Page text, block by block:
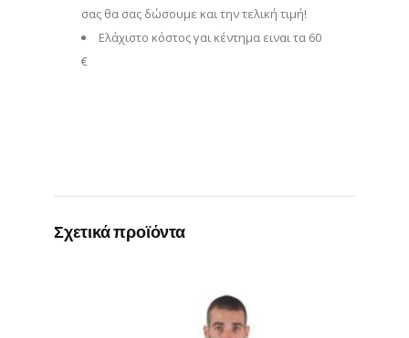
σας θα σας δώσουμε και την τελική τιμή!
Eλάχιστο κόστος γαι κέντημα ειναι τα 60
€
Σχετικά προϊόντα